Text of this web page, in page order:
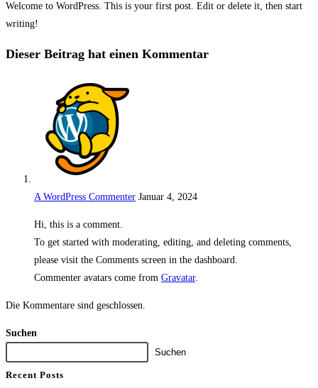
Welcome to WordPress. This is your first post. Edit or delete it, then start
writing!
Dieser Beitrag hat einen Kommentar
A WordPress Commenter Januar 4, 2024
Hi, this is a comment.
To get started with moderating, editing, and deleting comments,
please visit the Comments screen in the dashboard.
Commenter avatars come from Gravatar.
Die Kommentare sind geschlossen.
Suchen
Suchen
Recent Posts